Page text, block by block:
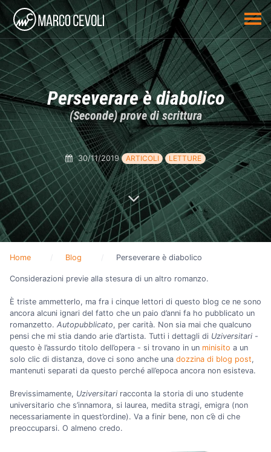
Perseverare è diabolico
(Seconde) prove di scrittura
30/11/2019 ARTICOLI LETTURE
Home Blog Perseverare è diabolico
Considerazioni previe alla stesura di un altro romanzo.
È triste ammetterlo, ma fra i cinque lettori di questo blog ce ne sono
ancora alcuni ignari del fatto che un paio d’anni fa ho pubblicato un
romanzetto. Autopubblicato, per carità. Non sia mai che qualcuno
pensi che mi stia dando arie d’artista. Tutti i dettagli di Uziversitari -
questo è l’assurdo titolo dell’opera - si trovano in un minisito a un
solo clic di distanza, dove ci sono anche una dozzina di blog post,
mantenuti separati da questo perché all’epoca ancora non esisteva.
Brevissimamente, Uziversitari racconta la storia di uno studente
universitario che s’innamora, si laurea, medita stragi, emigra (non
necessariamente in quest’ordine). Va a finir bene, non c’è di che
preoccuparsi. O almeno credo.